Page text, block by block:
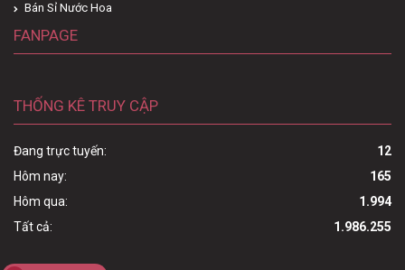
Bán Sỉ Nước Hoa
FANPAGE
THỐNG KÊ TRUY CẬP
Đang trực tuyến:
12
Hôm nay:
165
Hôm qua:
1.994
Tất cả:
1.986.255